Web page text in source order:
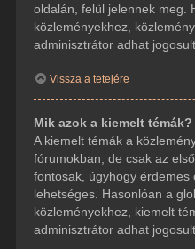
oldalán, felül jelennek meg.
közleményekhez,
adminisztrátor adhat
Vissza a tetejére
Mik azok a kiemelt témák?
A kiemelt témák a
fórumokban, de csak az
fontosak, úgyhogy érdemes
lehetséges. Hasonlóan a
közleményekhez, kiemelt
adminisztrátor adhat